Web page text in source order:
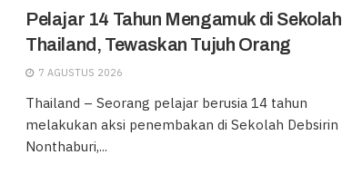
Pelajar 14 Tahun Mengamuk di Sekolah
Thailand, Tewaskan Tujuh Orang
7 AGUSTUS 2026
Thailand – Seorang pelajar berusia 14 tahun
melakukan aksi penembakan di Sekolah Debsirin
Nonthaburi,...